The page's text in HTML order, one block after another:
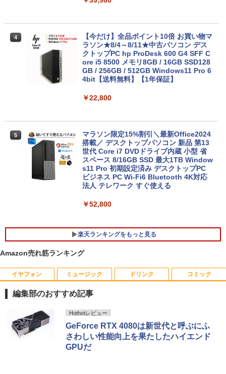
MS Office 2024 H&B 搭載｜中古 Micros
oft Surface Book 2｜中古ノートパソコ
ン Windows11 Office付 13.5型｜Core i
5 第8世代 メモリ 8GB SSD 256GB｜WE
キーボード付属 サーフェス サーフェイス
￥39,800
【レビュー特典★保証延長6ヶ月＆高評価
ショップ】[Aランク]Windows11搭載PC
富士通 LIFEBOOK A579 A749 第八世代
Corei5 16Gメモリー 新品SSD テンキー
Office2021インストール済 30日間動作
￥39,999
4
【今だけ】全品ポイント10倍 お買い物マ
ラソン★8/4～8/11★中古パソコン デス
クトップPC hp ProDesk 600 G4 SFF C
ore i5 8500 メモリ8GB / 16GB SSD128
GB / 256GB / 512GB Windows11 Pro 6
4bit【送料無料】【1年保証】
￥22,800
5
マラソン限定15%割引＼最新Office2024
搭載／ デスクトップパソコン 新品 第13
世代 Core i7 DVDドライブ内蔵 小型 省
スペース 8/16GB SSD 最大1TB Window
s11 Pro 初期設定済み デスクトップPC
ビジネス PC Wi-Fi6 Bluetooth 4K対応
法人 テレワーク すぐ使える
￥52,800
楽天ランキングをもっと見る
1
【送料無料】TF: 富士通 23.8型液晶ディ
スプレイ DY24-9T / B24-9 TS/ FullHD
1920x1080/ D-sub,DVI,Displayport フ
古モニター /24型 ワイド 液晶モニター
【3ケ月保証】
￥6,480
1
【送料無料】日経エンタテインメント9月
号特別表紙版 2026年9月号 【日経エンタ
テインメント増刊】【雑誌】
￥980
【中古】HUNTER×HUNTER ＜1−39巻
Amazon売れ筋ランキング
イヤフォン
Anker Soundcore P40i オフホワイト
￥5,990
ミュージック
BRUCE WAYNE feat. Flo Milli, ATL Jacob
￥250
ドリンク
【Amazon.co.jp限定】 い・ろ・は・す 2L P
￥1,001
コミック
薬屋のひとりごと 17巻 (デジタル版ビッグガ
￥770
編集部のおすすめ記事
Hothotレビュー
GeForce RTX 4080は新世代と呼ぶにふ
さわしい性能向上を果たしたハイエンド
GPUだ